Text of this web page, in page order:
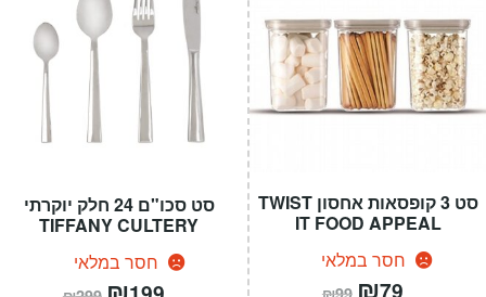
סט סכו"ם 24 חלק יוקרתי
TIFFANY CULTERY
חסר במלאי
המחיר
סט 3 קופסאות אחסון TWIST
IT FOOD APPEAL
חסר במלאי
₪99 המחיר
₪79